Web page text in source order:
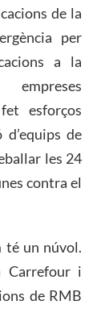
de la
per
a la
esforços
de
les 24
contra el
té un núvol.
Carrefour i
de RMB